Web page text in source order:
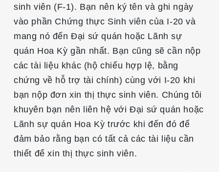
sinh viên (F-1). Bạn nên ký tên và ghi ngày
vào phần Chứng thực Sinh viên của I-20 và
mang nó đến Đại sứ quán hoặc Lãnh sự
quán Hoa Kỳ gần nhất. Bạn cũng sẽ cần nộp
các tài liệu khác (hộ chiếu hợp lệ, bằng
chứng về hỗ trợ tài chính) cùng với I-20 khi
bạn nộp đơn xin thị thực sinh viên. Chúng tôi
khuyên bạn nên liên hệ với Đại sứ quán hoặc
Lãnh sự quán Hoa Kỳ trước khi đến đó để
đảm bảo rằng bạn có tất cả các tài liệu cần
thiết để xin thị thực sinh viên.